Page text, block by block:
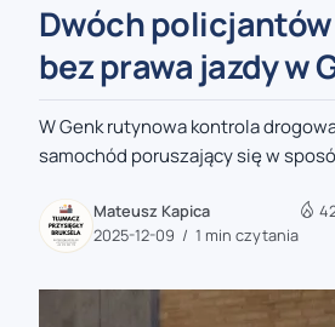
zaobserwuj nas
zaobserwuj nas
zaobserwuj nas
Dwóch
bez prawa jazdy w
W Genk rutynowa kontrola
samochód poruszający się w
Mateusz Kapica
2025-12-09
1 min czytania